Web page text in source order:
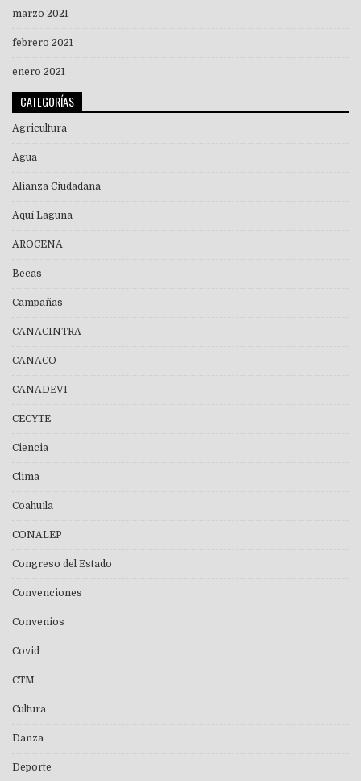
marzo 2021
febrero 2021
enero 2021
CATEGORÍAS
Agricultura
Agua
Alianza Ciudadana
Aquí Laguna
AROCENA
Becas
Campañas
CANACINTRA
CANACO
CANADEVI
CECYTE
Ciencia
Clima
Coahuila
CONALEP
Congreso del Estado
Convenciones
Convenios
Covid
CTM
Cultura
Danza
Deporte